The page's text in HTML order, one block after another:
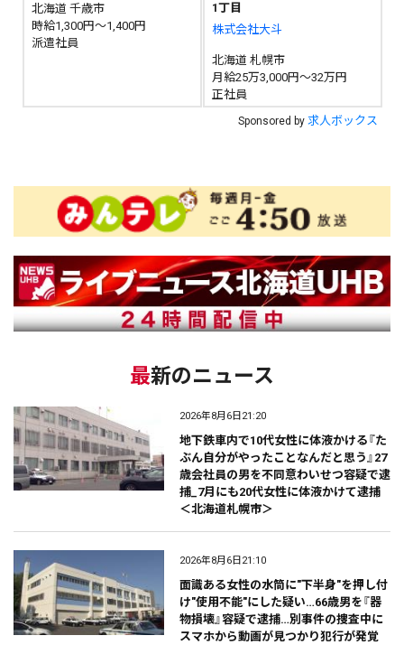
北海道 千歳市
時給1,300円～1,400円
派遣社員
1丁目
株式会社大斗
北海道 札幌市
月給25万3,000円～32万円
正社員
Sponsored by 求人ボックス
最新のニュース
2026年8月6日21:20
地下鉄車内で10代女性に体液かける『た
ぶん自分がやったことなんだと思う』27
歳会社員の男を不同意わいせつ容疑で逮
捕_7月にも20代女性に体液かけて逮捕
＜北海道札幌市＞
2026年8月6日21:10
面識ある女性の水筒に"下半身"を押し付
け"使用不能"にした疑い…66歳男を『器
物損壊』容疑で逮捕…別事件の捜査中に
スマホから動画が見つかり犯行が発覚